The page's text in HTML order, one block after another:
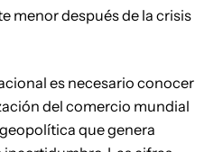
menor después de la crisis
es necesario conocer
del comercio mundial
que genera